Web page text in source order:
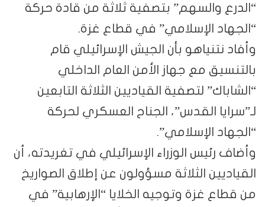
والسهم” بتصفية ثلاثة من قادة حركة
الإسلامي” في قطاع غزة.
بأن الجيش الإسرائيلي قام
مع جهاز الأمن العام الداخلي
لتصفية القياديين الثلاثة التابعين
القدس”، الجناح العسكري لحركة
الإسلامي”.
الوزراء الإسرائيلي في تغريدته، أن
الثلاثة مسؤولون عن إطلاق الصواريخ
غزة وتوجيه الخلايا “الإرهابية” في